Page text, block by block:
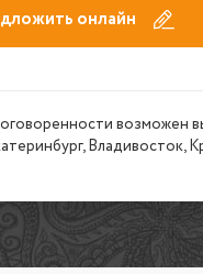
онлайн